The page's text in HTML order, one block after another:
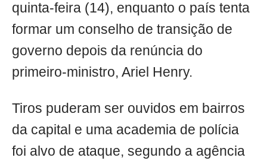
quinta-feira (14), enquanto o país tenta
formar um conselho de transição de
governo depois da renúncia do
primeiro-ministro, Ariel Henry.
Tiros puderam ser ouvidos em bairros
da capital e uma academia de polícia
foi alvo de ataque, segundo a agência